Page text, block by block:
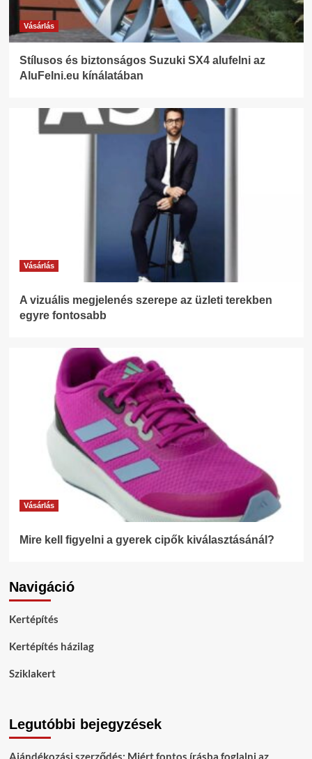
Vásárlás
Stílusos és biztonságos Suzuki SX4 alufelni az
AluFelni.eu kínálatában
Vásárlás
A vizuális megjelenés szerepe az üzleti terekben
egyre fontosabb
Vásárlás
Mire kell figyelni a gyerek cipők kiválasztásánál?
Navigáció
Kertépítés
Kertépítés házilag
Sziklakert
Legutóbbi bejegyzések
Ajándékozási szerződés: Miért fontos írásba foglalni az